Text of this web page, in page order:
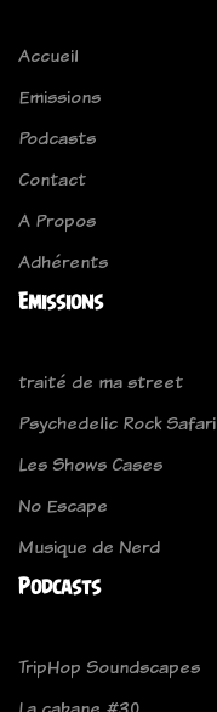
Accueil
Emissions
Podcasts
Contact
A Propos
Adhérents
Emissions
traité de ma street
Psychedelic Rock Safari
Les Shows Cases
No Escape
Musique de Nerd
Podcasts
TripHop Soundscapes